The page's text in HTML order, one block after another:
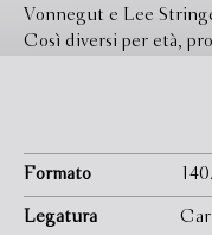
Vonnegut e Lee
Così diversi per età,
entrambi hanno in
non è certo un modo
delle proprie nevrosi,
compie “è come
Formato
Legatura